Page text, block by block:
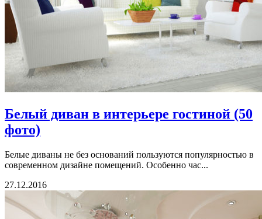
Белый диван в интерьере гостиной (50
фото)
Белые диваны не без оснований пользуются популярностью в
современном дизайне помещений. Особенно час...
27.12.2016